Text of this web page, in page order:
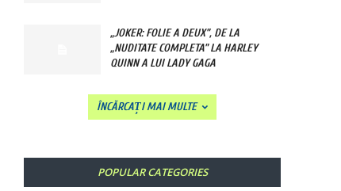
„JOKER: FOLIE A DEUX”, DE LA
„NUDITATE COMPLETA” LA HARLEY
QUINN A LUI LADY GAGA
ÎNCĂRCAȚI MAI MULTE
POPULAR CATEGORIES